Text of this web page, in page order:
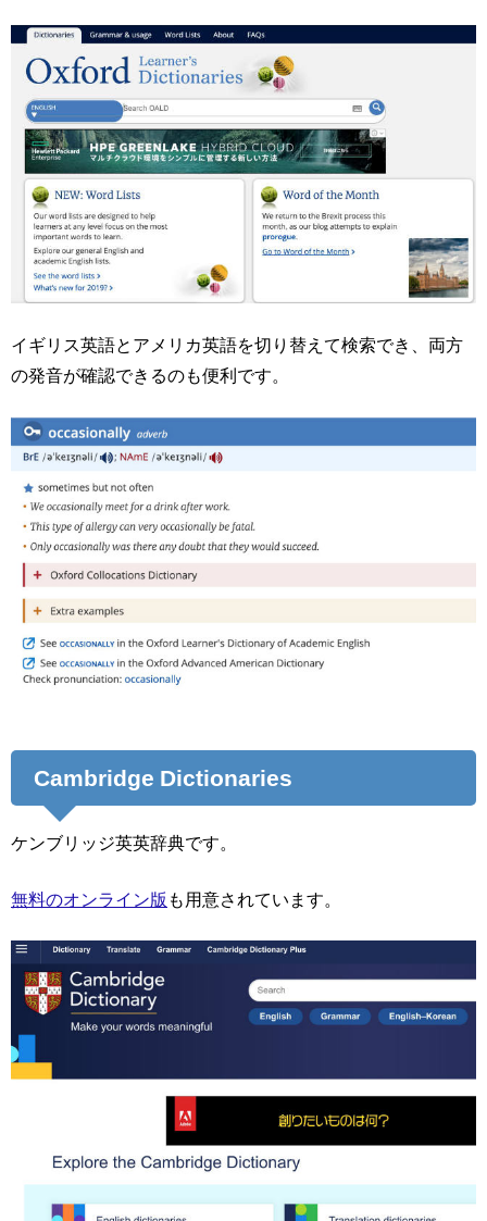
イギリス英語とアメリカ英語を切り替えて検索でき、両方
の発音が確認できるのも便利です。
Cambridge Dictionaries
ケンブリッジ英英辞典です。
無料のオンライン版 も用意されています。